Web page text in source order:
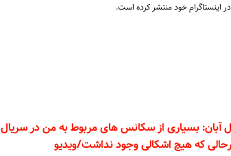
اینستاگرام خود منتشر کرده است.
بسیاری از سکانس های مربوط به من در سریال
که هیچ اشکالی وجود نداشت/ویدیو